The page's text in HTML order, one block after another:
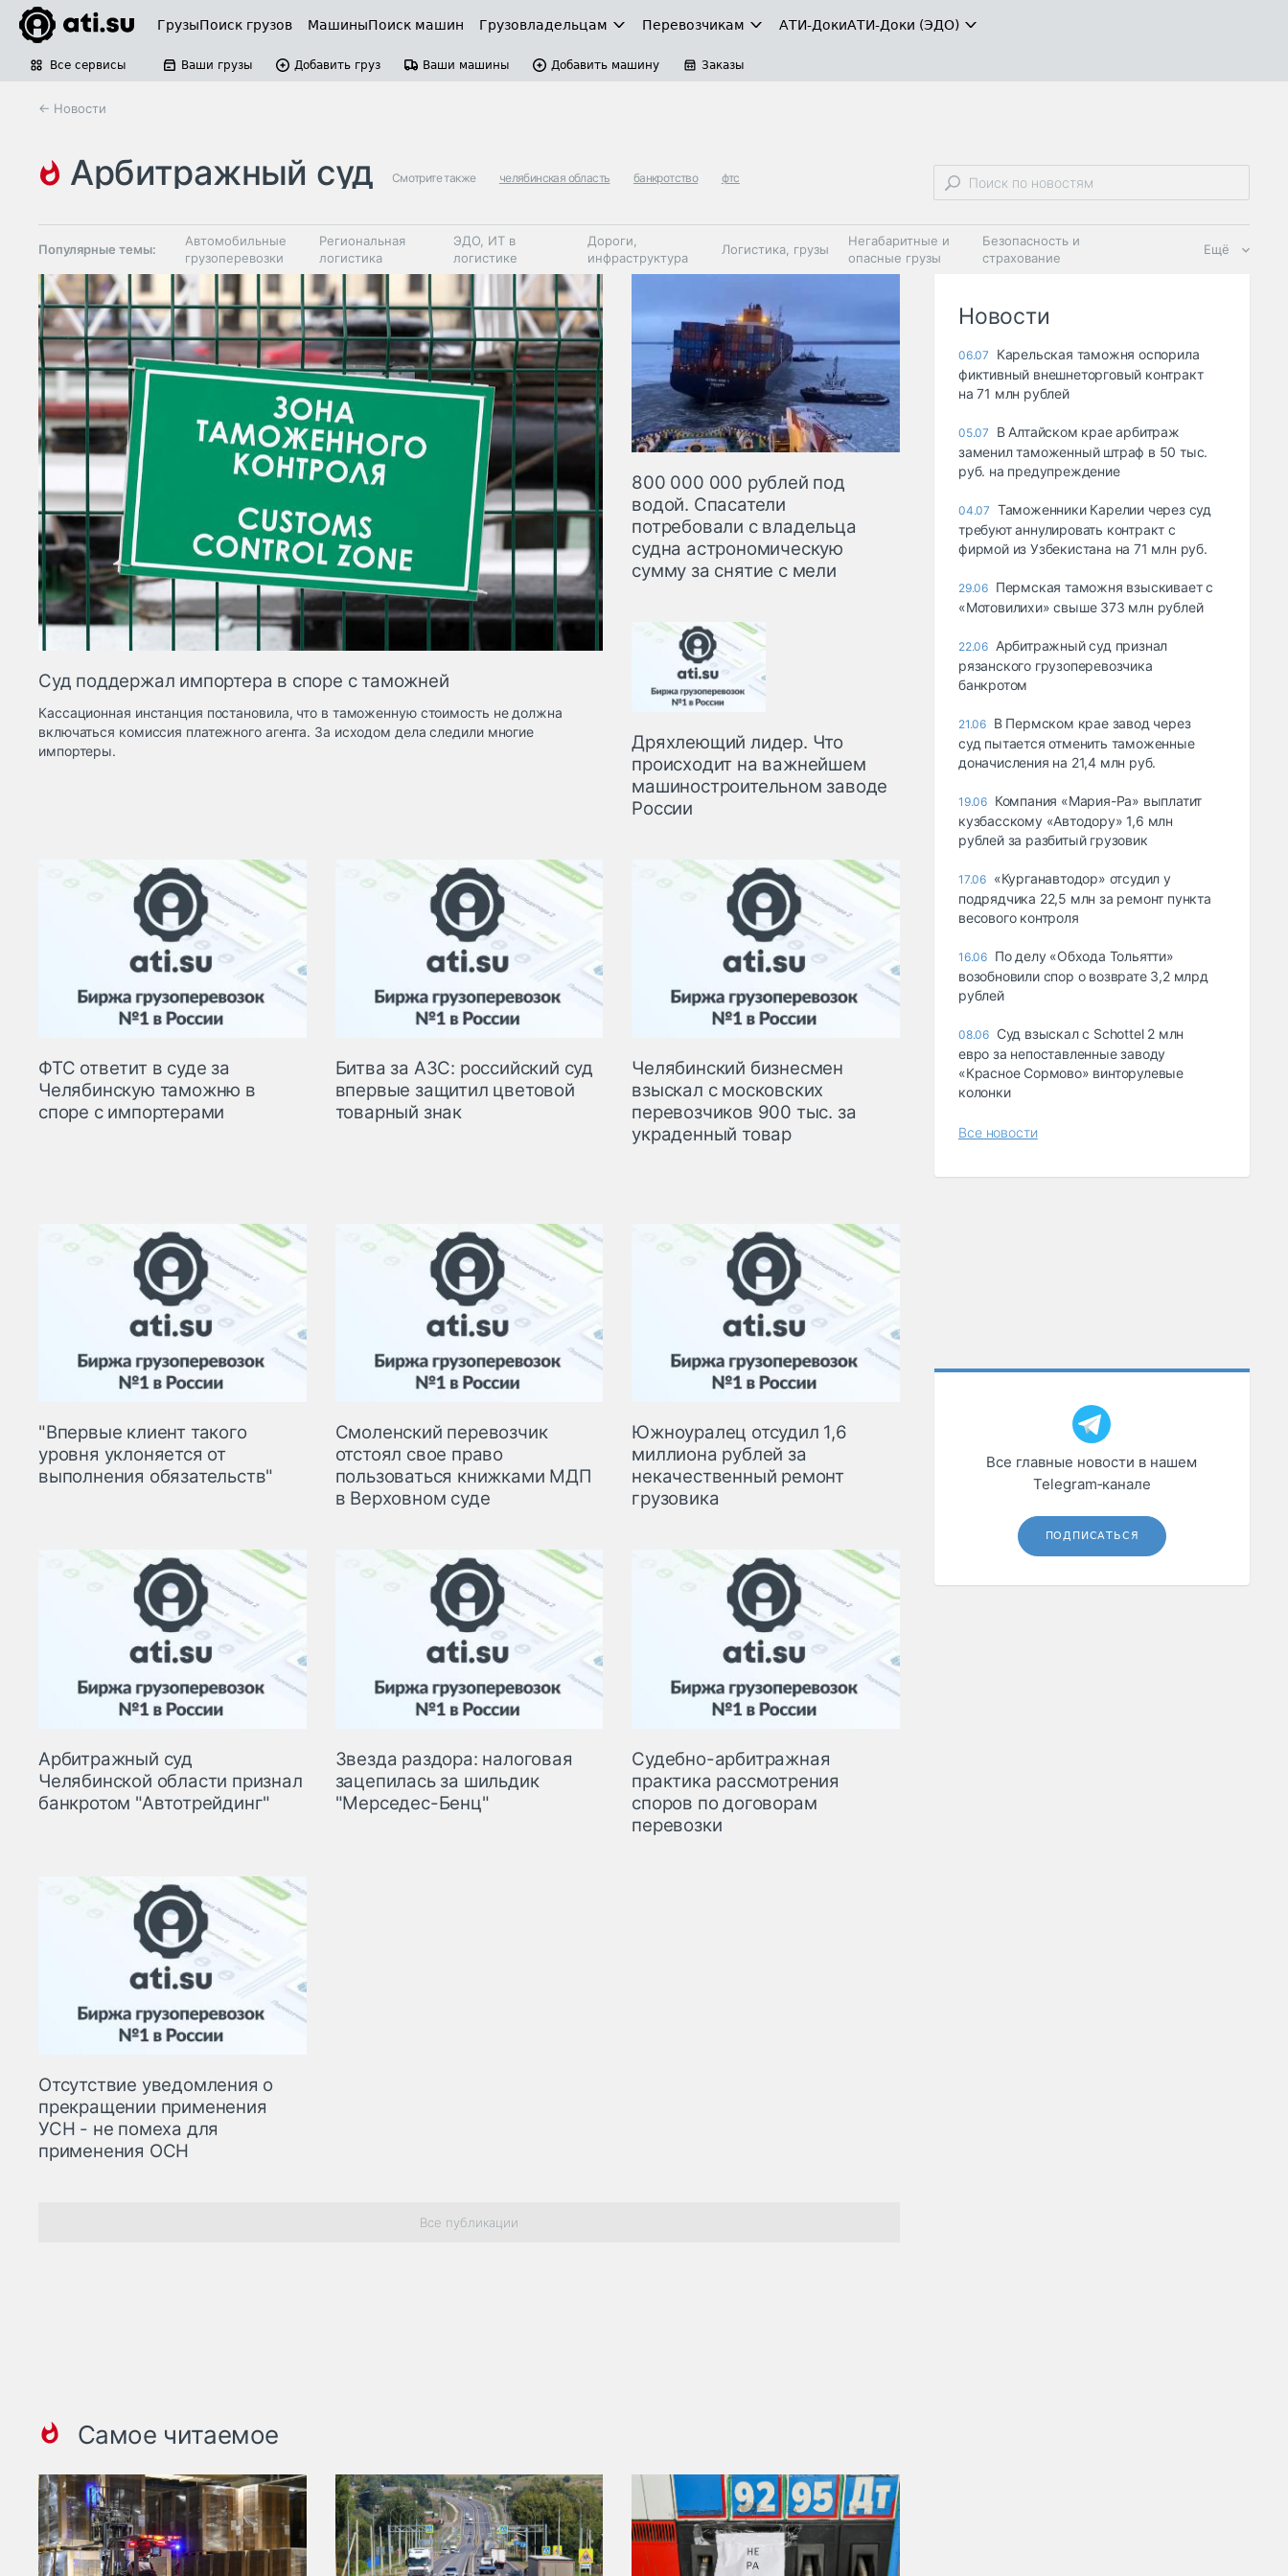
ГрузыПоиск грузов МашиныПоиск машин Грузовладельцам Перевозчикам АТИ-ДокиАТИ-Доки (ЭДО)
Все сервисы Ваши грузы Добавить груз Ваши машины Добавить машину Заказы
← Новости
арбитражный суд Смотрите также челябинская область банкротство фтс
Популярные темы:
Автомобильные
грузоперевозки
Региональная
логистика
ЭДО, ИТ в
логистике
Дороги,
инфраструктура
Логистика, грузы
Негабаритные и
опасные грузы
Безопасность и
страхование
Таможня и ВЭД
грузовые
терминалы
Коммерческий
транспорт
Спецтехника
запчасти, шины
Ещё
Суд поддержал импортера в споре с таможней
Кассационная инстанция постановила, что в таможенную стоимость не должна
включаться комиссия платежного агента. За исходом дела следили многие
импортеры.
800 000 000 рублей под
водой. Спасатели
потребовали с владельца
судна астрономическую
сумму за снятие с мели
Дряхлеющий лидер. Что
происходит на важнейшем
машиностроительном заводе
России
ФТС ответит в суде за
Челябинскую таможню в
споре с импортерами
Битва за АЗС: российский суд
впервые защитил цветовой
товарный знак
Челябинский бизнесмен
взыскал с московских
перевозчиков 900 тыс. за
украденный товар
"Впервые клиент такого
уровня уклоняется от
выполнения обязательств"
Смоленский перевозчик
отстоял свое право
пользоваться книжками МДП
в Верховном суде
Южноуралец отсудил 1,6
миллиона рублей за
некачественный ремонт
грузовика
Арбитражный суд
Челябинской области признал
банкротом "Автотрейдинг"
Звезда раздора: налоговая
зацепилась за шильдик
"Мерседес-Бенц"
Судебно-арбитражная
практика рассмотрения
споров по договорам
перевозки
Отсутствие уведомления о
прекращении применения
УСН - не помеха для
применения ОСН
Все публикации
Самое читаемое
Новости
06.07
Карельская таможня оспорила
фиктивный внешнеторговый контракт
на 71 млн рублей
05.07
В Алтайском крае арбитраж
заменил таможенный штраф в 50 тыс.
руб. на предупреждение
04.07 Таможенники Карелии через суд
требуют аннулировать контракт с
фирмой из Узбекистана на 71 млн руб.
29.06 Пермская таможня взыскивает с
«Мотовилихи» свыше 373 млн рублей
22.06 Арбитражный суд признал
рязанского грузоперевозчика
банкротом
21.06 В Пермском крае завод через
суд пытается отменить таможенные
доначисления на 21,4 млн руб.
19.06 Компания «Мария-Ра» выплатит
кузбасскому «Автодору» 1,6 млн
рублей за разбитый грузовик
17.06 «Курганавтодор» отсудил у
подрядчика 22,5 млн за ремонт пункта
весового контроля
16.06 По делу «Обхода Тольятти»
возобновили спор о возврате 3,2 млрд
рублей
08.06 Суд взыскал с Schottel 2 млн
евро за непоставленные заводу
«Красное Сормово» винторулевые
колонки
Все новости
Все главные новости в нашем
Telegram‑канале
ПОДПИСАТЬСЯ